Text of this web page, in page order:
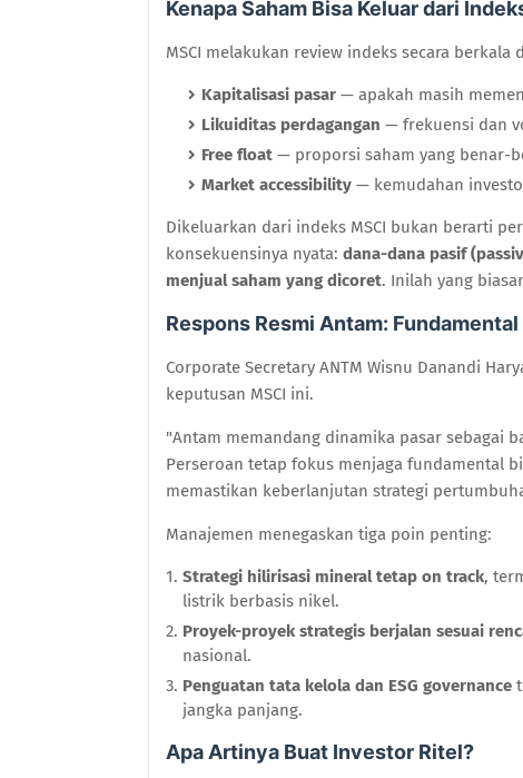
Kenapa Saham Bisa Keluar dari
MSCI melakukan review indeks secara
Kapitalisasi pasar — apakah masih
Likuiditas perdagangan — frekuensi dan
Free float — proporsi saham yang benar-
Market accessibility — kemudahan
Dikeluarkan dari indeks MSCI bukan berarti
konsekuensinya nyata: dana-dana pasif
menjual saham yang dicoret. Inilah yang
Respons Resmi Antam:
Corporate Secretary ANTM Wisnu Danandi
keputusan MSCI ini.
"Antam memandang dinamika pasar sebagai
Perseroan tetap fokus menjaga fundamental
memastikan keberlanjutan strategi
Manajemen menegaskan tiga poin penting:
Strategi hilirisasi mineral tetap on track,
listrik berbasis nikel.
Proyek-proyek strategis berjalan sesuai
nasional.
Penguatan tata kelola dan ESG governance
jangka panjang.
Apa Artinya Buat Investor Ritel?